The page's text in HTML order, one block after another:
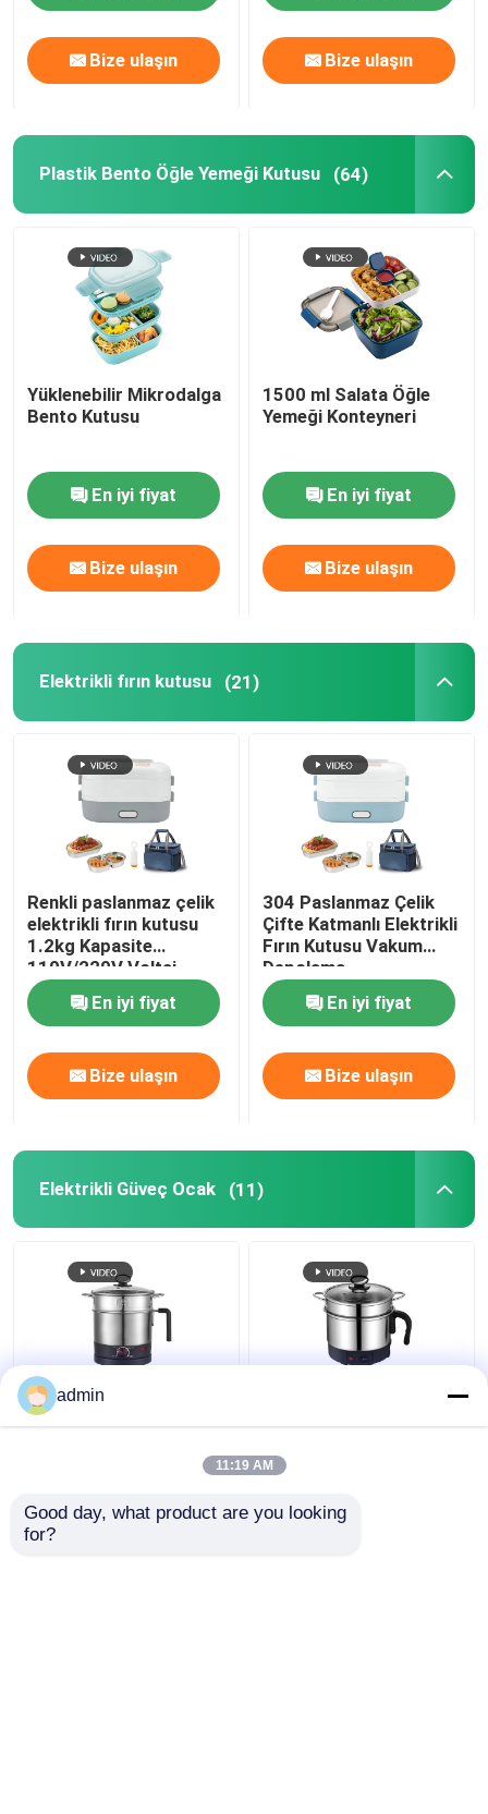
Bize ulaşın Bize ulaşın
Plastik Bento Öğle Yemeği Kutusu (64)
Yüklenebilir Mikrodalga
Bento Kutusu
En iyi fiyat
Bize ulaşın
1500 ml Salata Öğle
Yemeği Konteyneri
En iyi fiyat
Bize ulaşın
Elektrikli fırın kutusu (21)
Renkli paslanmaz çelik
elektrikli fırın kutusu
1.2kg Kapasite
110V/220V Voltaj
En iyi fiyat
Bize ulaşın
304 Paslanmaz Çelik
Çifte Katmanlı Elektrikli
Fırın Kutusu Vakum
Depolama
En iyi fiyat
Bize ulaşın
Elektrikli Güveç Ocak (11)
1.2L Elektrik Sıcak
Çanakkale Elektrik
Çanakkale Ayrılıklı Altlı
En iyi fiyat
Düzenlemeleri ile Çok
Kapasiteli Çıkan Çifte
Fırın 220V
En iyi fiyat
admin
11:19 AM
Good day, what product are you looking
for?